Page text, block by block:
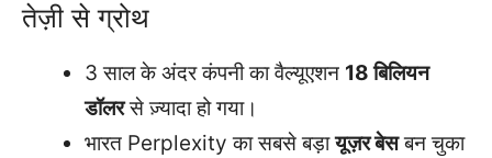
तेज़ी से ग्रोथ
3 साल के अंदर कंपनी का वैल्यूएशन 18 बिलियन
डॉलरसे ज़्यादा हो गया।
भारत Perplexity का सबसे बड़ायूज़र बेसबन चुका